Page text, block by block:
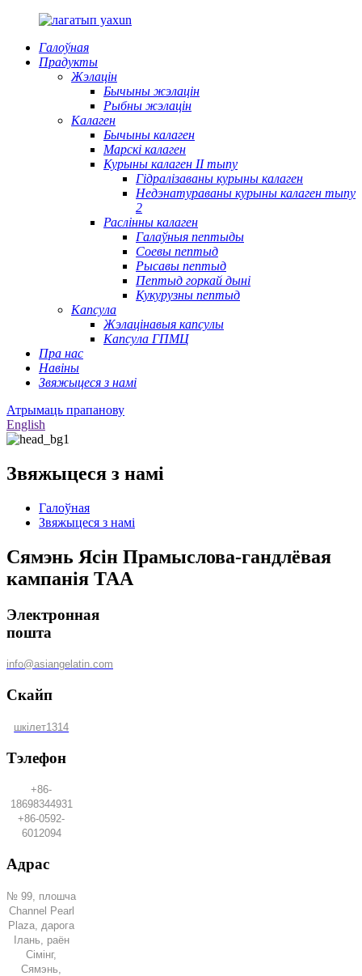
Галоўная
Прадукты
Жэлацін
Бычыны жэлацін
Рыбны жэлацін
Калаген
Бычыны калаген
Марскі калаген
Курыны калаген II тыпу
Гідралізаваны курыны калаген
Недэнатураваны курыны калаген тыпу
2
Раслінны калаген
Галаўныя пептыды
Соевы пептыд
Рысавы пептыд
Пептыд горкай дыні
Кукурузны пептыд
Капсула
Жэлацінавыя капсулы
Капсула ГПМЦ
Пра нас
Навіны
Звяжыцеся з намі
Атрымаць прапанову
English
Звяжыцеся з намі
Галоўная
Звяжыцеся з намі
Сямэнь Ясін Прамыслова-гандлёвая
кампанія ТАА
Электронная
пошта
info@asiangelatin.com
Скайп
шкілет1314
Тэлефон
+86-
18698344931
+86-0592-
6012094
Адрас
№ 99, плошча
Channel Pearl
Plaza, дарога
Ілань, раён
Сімінг,
Сямэнь,